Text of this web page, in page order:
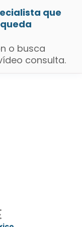
que
o busca
consulta.